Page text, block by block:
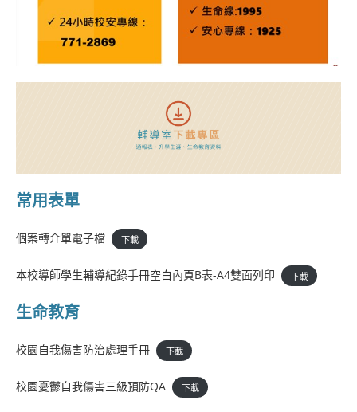
常用表單
個案轉介單電子檔 下載
本校導師學生輔導紀錄手冊空白內頁B表-A4雙面列印 下載
生命教育
校園自我傷害防治處理手冊 下載
校園憂鬱自我傷害三級預防QA 下載